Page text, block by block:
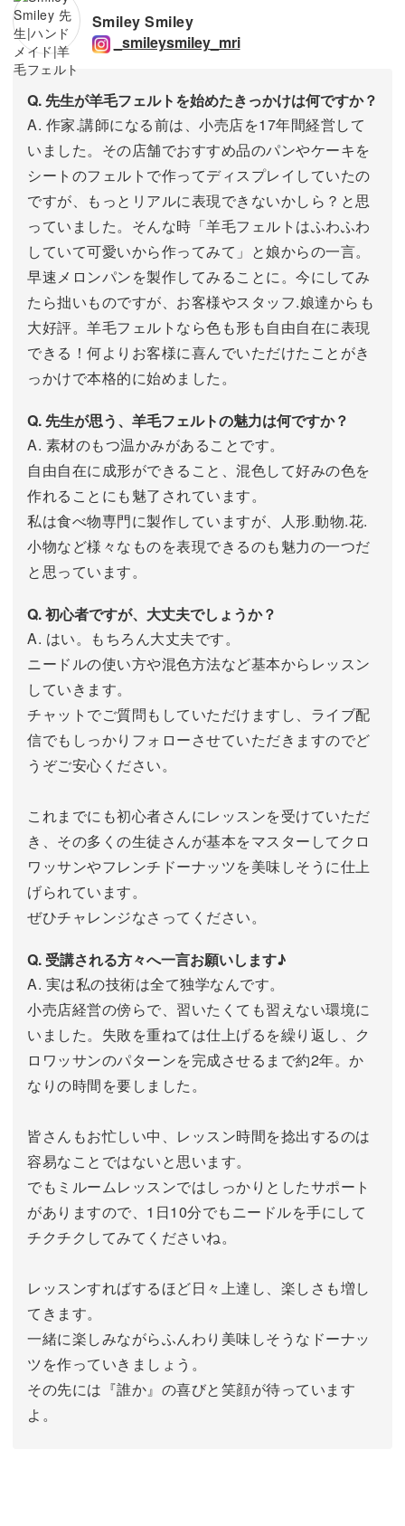
Smiley Smiley
_smileysmiley_mri
Q. 先生が羊毛フェルトを始めたきっかけは何ですか？
A. 作家.講師になる前は、小売店を17年間経営して
いました。その店舗でおすすめ品のパンやケーキを
シートのフェルトで作ってディスプレイしていたの
ですが、もっとリアルに表現できないかしら？と思
っていました。そんな時「羊毛フェルトはふわふわ
していて可愛いから作ってみて」と娘からの一言。
早速メロンパンを製作してみることに。今にしてみ
たら拙いものですが、お客様やスタッフ.娘達からも
大好評。羊毛フェルトなら色も形も自由自在に表現
できる！何よりお客様に喜んでいただけたことがき
っかけで本格的に始めました。
Q. 先生が思う、羊毛フェルトの魅力は何ですか？
A. 素材のもつ温かみがあることです。
自由自在に成形ができること、混色して好みの色を
作れることにも魅了されています。
私は食べ物専門に製作していますが、人形.動物.花.
小物など様々なものを表現できるのも魅力の一つだ
と思っています。
Q. 初心者ですが、大丈夫でしょうか？
A. はい。もちろん大丈夫です。
ニードルの使い方や混色方法など基本からレッスン
していきます。
チャットでご質問もしていただけますし、ライブ配
信でもしっかりフォローさせていただきますのでど
うぞご安心ください。
これまでにも初心者さんにレッスンを受けていただ
き、その多くの生徒さんが基本をマスターしてクロ
ワッサンやフレンチドーナッツを美味しそうに仕上
げられています。
ぜひチャレンジなさってください。
Q. 受講される方々へ一言お願いします♪
A. 実は私の技術は全て独学なんです。
小売店経営の傍らで、習いたくても習えない環境に
いました。失敗を重ねては仕上げるを繰り返し、ク
ロワッサンのパターンを完成させるまで約2年。か
なりの時間を要しました。
皆さんもお忙しい中、レッスン時間を捻出するのは
容易なことではないと思います。
でもミルームレッスンではしっかりとしたサポート
がありますので、1日10分でもニードルを手にして
チクチクしてみてくださいね。
レッスンすればするほど日々上達し、楽しさも増し
てきます。
一緒に楽しみながらふんわり美味しそうなドーナッ
ツを作っていきましょう。
その先には『誰か』の喜びと笑顔が待っています
よ。